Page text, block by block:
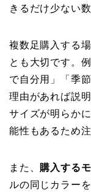
きるだけ少ない
複数足購入する場
とも大切です。
で自分用」「季
理由があれば説
サイズが明らか
能性もあるため
また、 購入する
ルの同じカラー